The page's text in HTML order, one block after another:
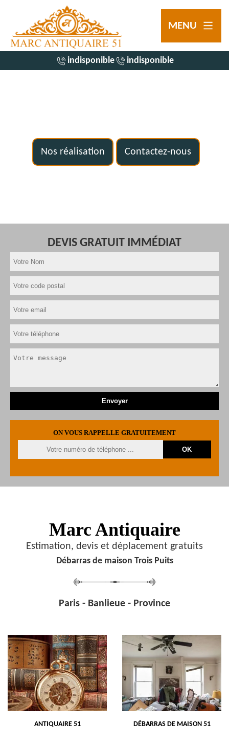
MENU
indisponible indisponible
Nos réalisation Contactez-nous
DEVIS GRATUIT IMMÉDIAT
ON VOUS RAPPELLE GRATUITEMENT
Marc Antiquaire
Estimation, devis et déplacement gratuits
Débarras de maison Trois Puits
Paris - Banlieue - Province
ANTIQUAIRE 51 DÉBARRAS DE MAISON 51